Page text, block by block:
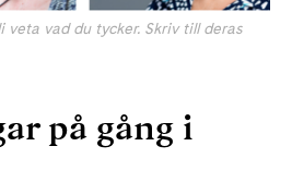
veta vad du tycker. Skriv till deras
på gång i